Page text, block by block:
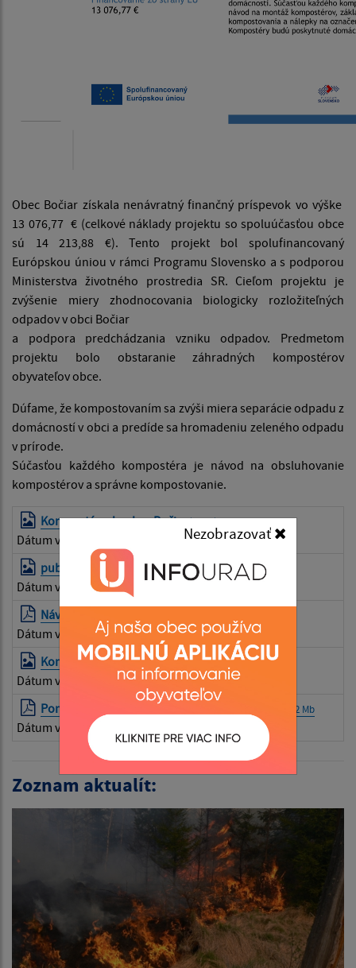
Obec Bočiar získala nenávratný finančný príspevok vo výške
13 076,77 € (celkové náklady projektu so spoluúčasťou obce
sú 14 213,88 €). Tento projekt bol spolufinancovaný
Európskou úniou v rámci Programu Slovensko a s podporou
Ministerstva životného prostredia SR. Cieľom projektu je
zvýšenie miery zhodnocovania biologicky rozložiteľných
odpadov v obci Bočiar
a podpora predchádzania vzniku odpadov. Predmetom
projektu bolo obstaranie záhradných kompostérov
obyvateľov obce.
Dúfame, že kompostovaním sa zvýši miera separácie odpadu z
domácností v obci a predíde sa hromadeniu zeleného odpadu
v prírode.
Súčasťou každého kompostéra je návod na obsluhovanie
kompostérov a správne kompostovanie.
Kompostéry do obce Bočiar| JPG | 0.81 Mb
Dátum vyvesenia:
publicita projektu | JPG | 3.84 Mb
Dátum vyvesenia:27.02.2026
Návod na montáž kompostéra
Dátum vyvesenia: 27.02.2026
Kompostér| JPG | 0.54 Mb
Dátum vyvesenia: 27.02.2026
Pomôcka pre správne triedenie odpadu | PDF | 0.42 Mb
Dátum vyvesenia:
Zoznam aktualít:
Nezobrazovať